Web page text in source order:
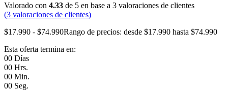
Valorado con 4.33 de 5 en base a 3 valoraciones de clientes
(3 valoraciones de clientes)
$17.990 - $74.990Rango de precios: desde $17.990 hasta $74.990
Esta oferta termina en:
00 Días
00 Hrs.
00 Min.
00 Seg.